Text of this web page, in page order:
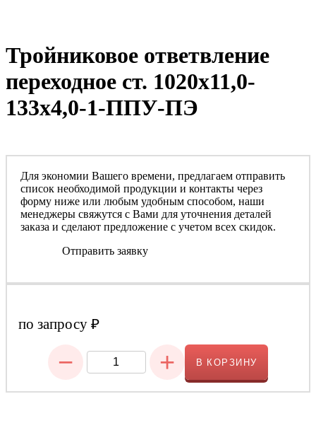
Тройниковое ответвление
переходное ст. 1020х11,0-
133х4,0-1-ППУ-ПЭ
Для экономии Вашего времени, предлагаем отправить
список необходимой продукции и контакты через
форму ниже или любым удобным способом, наши
менеджеры свяжутся с Вами для уточнения деталей
заказа и сделают предложение с учетом всех скидок.
Отправить заявку
по запросу ₽
− + В КОРЗИНУ